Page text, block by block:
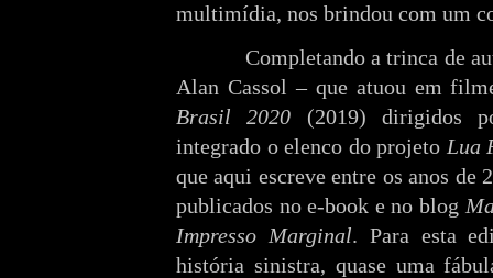
multimídia, nos brindou com um
Completando a trinca de
Alan Cassol – que atuou em
Brasil 2020 (2019) dirigidos
integrado o elenco do projeto Lua
que aqui escreve entre os anos de
publicados no e-book e no blog
Impresso Marginal. Para esta
história sinistra, quase uma